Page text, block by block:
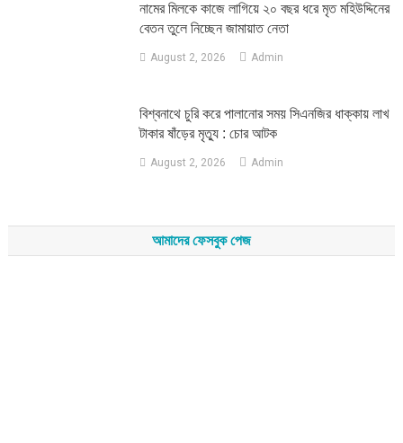
নামের মিলকে কাজে লাগিয়ে ২০ বছর ধরে মৃত মহিউদ্দিনের
বেতন তুলে নিচ্ছেন জামায়াত নেতা
August 2, 2026 Admin
‎বিশ্বনাথে চুরি করে পালানোর সময় সিএনজির ধাক্কায় লাখ
টাকার ষাঁড়ের মৃত্যু : চোর আটক
August 2, 2026 Admin
আমাদের ফেসবুক পেজ